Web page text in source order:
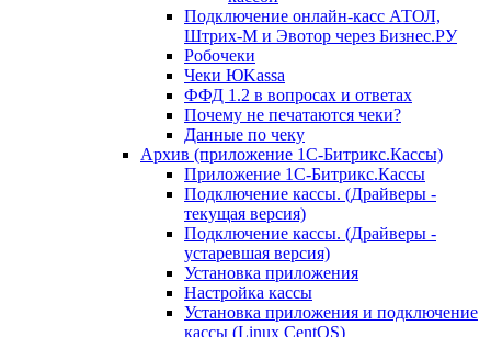
Подключение онлайн-касс АТОЛ,
Штрих-М и Эвотор через Бизнес.РУ
Робочеки
Чеки ЮKassa
ФФД 1.2 в вопросах и ответах
Почему не печатаются чеки?
Данные по чеку
Архив (приложение 1С-Битрикс.Кассы)
Приложение 1С-Битрикс.Кассы
Подключение кассы. (Драйверы -
текущая версия)
Подключение кассы. (Драйверы -
устаревшая версия)
Установка приложения
Настройка кассы
Установка приложения и подключение
кассы (Linux CentOS)